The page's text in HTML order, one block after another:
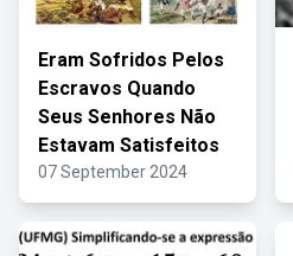
Eram Sofridos Pelos
Escravos Quando
Seus Senhores Não
Estavam Satisfeitos
07 September 2024